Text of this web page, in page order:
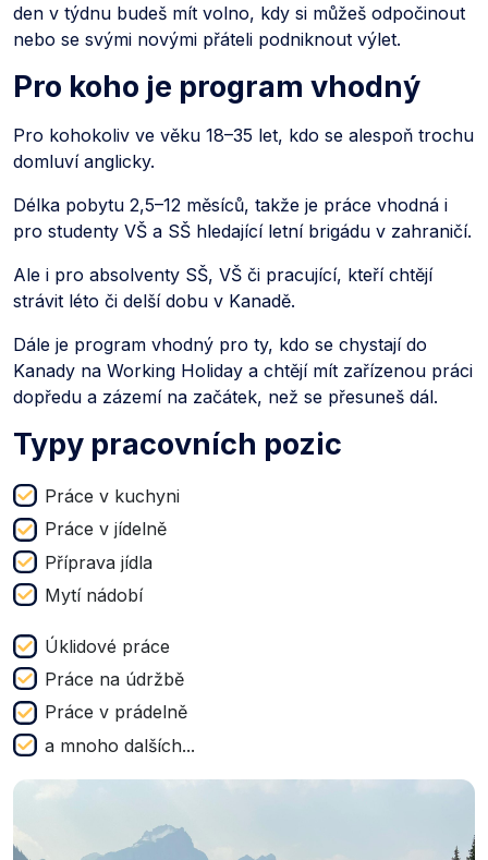
den v týdnu budeš mít volno, kdy si můžeš odpočinout
nebo se svými novými přáteli podniknout výlet.
Pro koho je program vhodný
Pro kohokoliv ve věku 18–35 let, kdo se alespoň trochu
domluví anglicky.
Délka pobytu 2,5–12 měsíců, takže je práce vhodná i
pro studenty VŠ a SŠ hledající letní brigádu v zahraničí.
Ale i pro absolventy SŠ, VŠ či pracující, kteří chtějí
strávit léto či delší dobu v Kanadě.
Dále je program vhodný pro ty, kdo se chystají do
Kanady na Working Holiday a chtějí mít zařízenou práci
dopředu a zázemí na začátek, než se přesuneš dál.
Typy pracovních pozic
Práce v kuchyni
Práce v jídelně
Příprava jídla
Mytí nádobí
Úklidové práce
Práce na údržbě
Práce v prádelně
a mnoho dalších...